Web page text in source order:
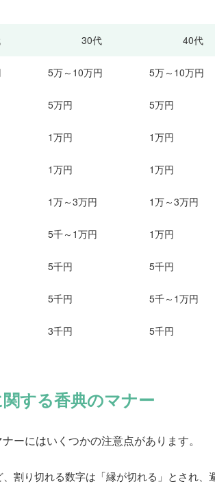
30代 40代
5万～10万円 5万～10万円
5万円 5万円
1万円 1万円
1万円 1万円
1万～3万円 1万～3万円
5千～1万円 1万円
5千円 5千円
5千円 5千～1万円
3千円 5千円
する香典のマナー
ーにはいくつかの注意点があります。
割り切れる数字は「縁が切れる」とされ、